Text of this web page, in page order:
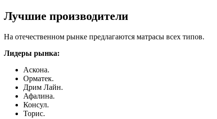
Лучшие производители
На отечественном рынке предлагаются матрасы всех типов.
Лидеры рынка:
Аскона.
Орматек.
Дрим Лайн.
Афалина.
Консул.
Торис.